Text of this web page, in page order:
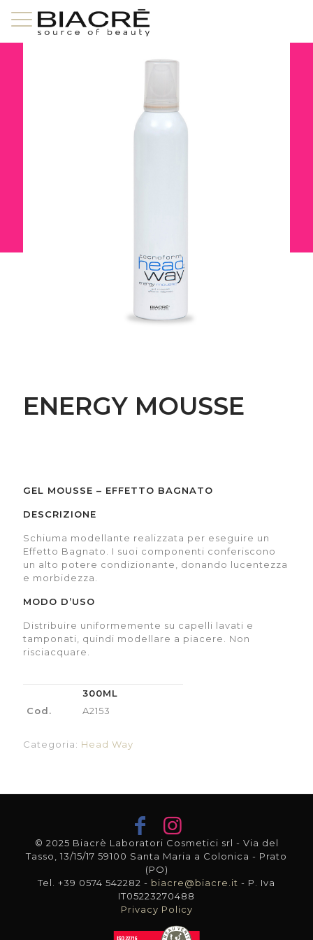
ENERGY MOUSSE
GEL MOUSSE – EFFETTO BAGNATO
DESCRIZIONE
Schiuma modellante realizzata per eseguire un
Effetto Bagnato. I suoi componenti conferiscono
un alto potere condizionante, donando lucentezza
e morbidezza.
MODO D’USO
Distribuire uniformemente su capelli lavati e
tamponati, quindi modellare a piacere. Non
risciacquare.
300ML
Cod.
A2153
Categoria: Head Way
© 2025 Biacrè Laboratori Cosmetici srl - Via del
Tasso, 13/15/17 59100 Santa Maria a Colonica - Prato
(PO)
Tel. +39 0574 542282 - biacre@biacre.it - P. Iva
IT05223270488
Privacy Policy